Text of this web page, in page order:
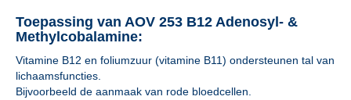
Toepassing van AOV 253 B12 Adenosyl- &
Methylcobalamine:
Vitamine B12 en foliumzuur (vitamine B11) ondersteunen tal van
lichaamsfuncties.
Bijvoorbeeld de aanmaak van rode bloedcellen.